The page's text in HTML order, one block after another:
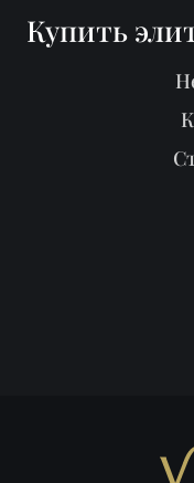
Купить